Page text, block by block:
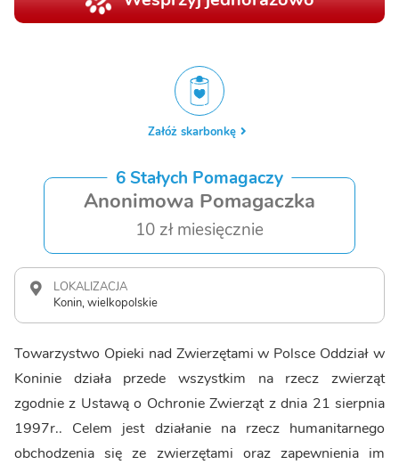
Załóż skarbonkę
6 Stałych Pomagaczy
Anonimowa Pomagaczka
10 zł miesięcznie
LOKALIZACJA
Konin, wielkopolskie
Towarzystwo Opieki nad Zwierzętami w Polsce Oddział w
Koninie działa przede wszystkim na rzecz zwierząt
zgodnie z Ustawą o Ochronie Zwierząt z dnia 21 sierpnia
1997r.. Celem jest działanie na rzecz humanitarnego
obchodzenia się ze zwierzętami oraz zapewnienia im